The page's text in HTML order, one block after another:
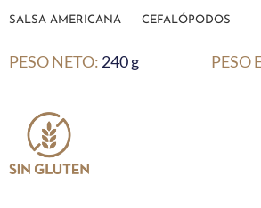
SALSA AMERICANA CEFALÓPODOS
PESO NETO: 240 g PESO